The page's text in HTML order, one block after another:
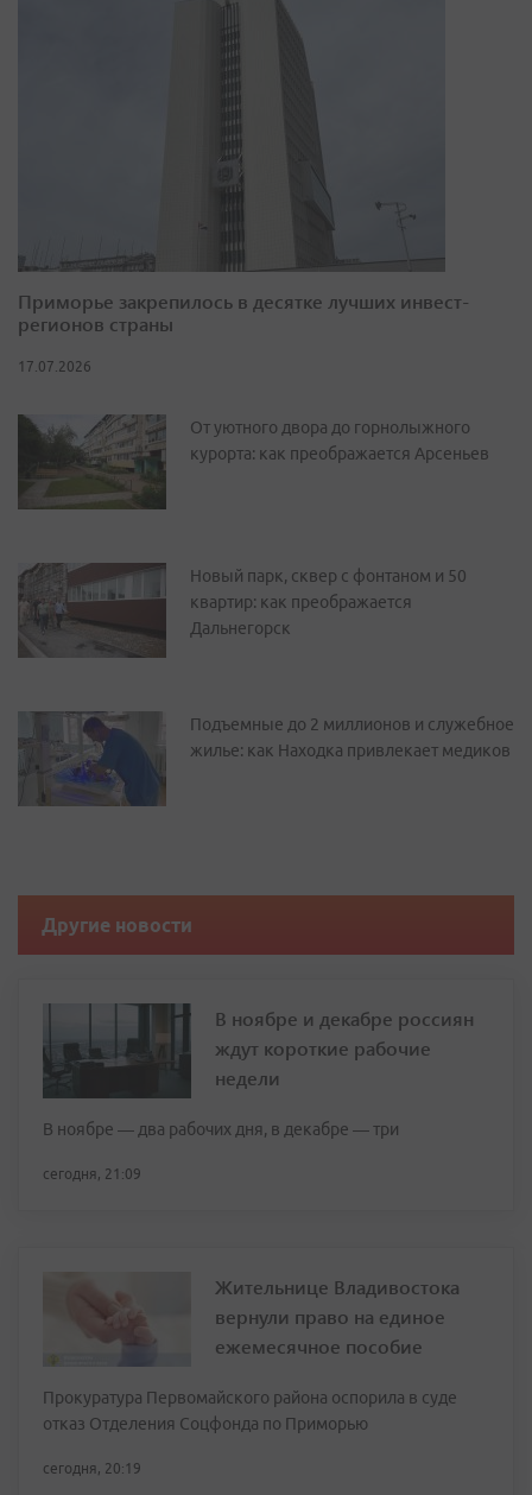
Приморье закрепилось в десятке лучших инвест-
регионов страны
17.07.2026
От уютного двора до горнолыжного
курорта: как преображается Арсеньев
Новый парк, сквер с фонтаном и 50
квартир: как преображается
Дальнегорск
Подъемные до 2 миллионов и служебное
жилье: как Находка привлекает медиков
Другие новости
В ноябре и декабре россиян
ждут короткие рабочие
недели
В ноябре — два рабочих дня, в декабре — три
сегодня, 21:09
Жительнице Владивостока
вернули право на единое
ежемесячное пособие
Прокуратура Первомайского района оспорила в суде
отказ Отделения Соцфонда по Приморью
сегодня, 20:19